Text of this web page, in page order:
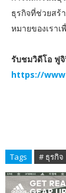
ธุรกิจที่ช่วยสร้
หมายของเรา
รับชมวิดีโอ ฟู
https://
#
Tags # ธุรกิจ